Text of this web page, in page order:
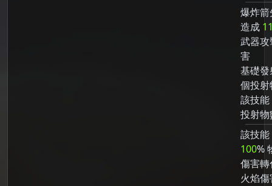
爆炸
造成
武器
害
基礎
個投射
該技能
投射
該技能
100%
傷害
火焰